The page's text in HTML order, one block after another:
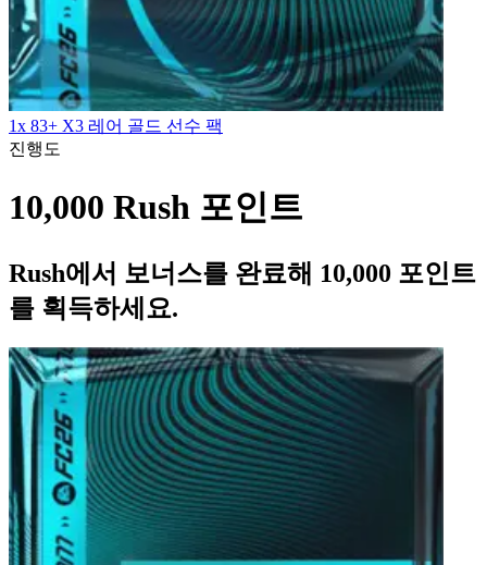
1x 83+ X3 레어 골드 선수 팩
진행도
10,000 Rush 포인트
Rush에서 보너스를 완료해 10,000 포인트
를 획득하세요.